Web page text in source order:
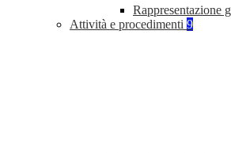
Rappresentazione
Attività e procedimenti 9